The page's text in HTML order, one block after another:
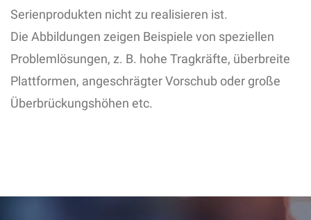
Serienprodukten nicht zu realisieren ist.
Die Abbildungen zeigen Beispiele von speziellen
Problemlösungen, z. B. hohe Tragkräfte, überbreite
Plattformen, angeschrägter Vorschub oder große
Überbrückungshöhen etc.